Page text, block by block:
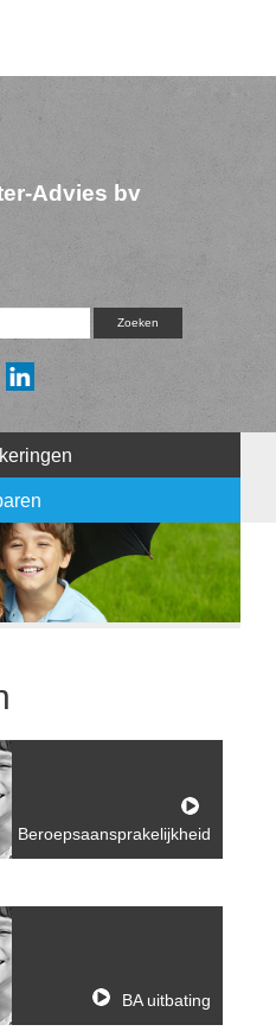
Advies bv
Beroepsaansprakelijkheid
BA uitbating